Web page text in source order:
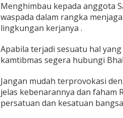
g
S
m
a
n
K
e
P
e
Menghimbau kepada anggota
waspada dalam rangka
lingkungan kerjanya .
Apabila terjadi sesuatu hal
kamtibmas segera hubungi
Jangan mudah terprovokasi
jelas kebenarannya dan faham
persatuan dan kesatuan